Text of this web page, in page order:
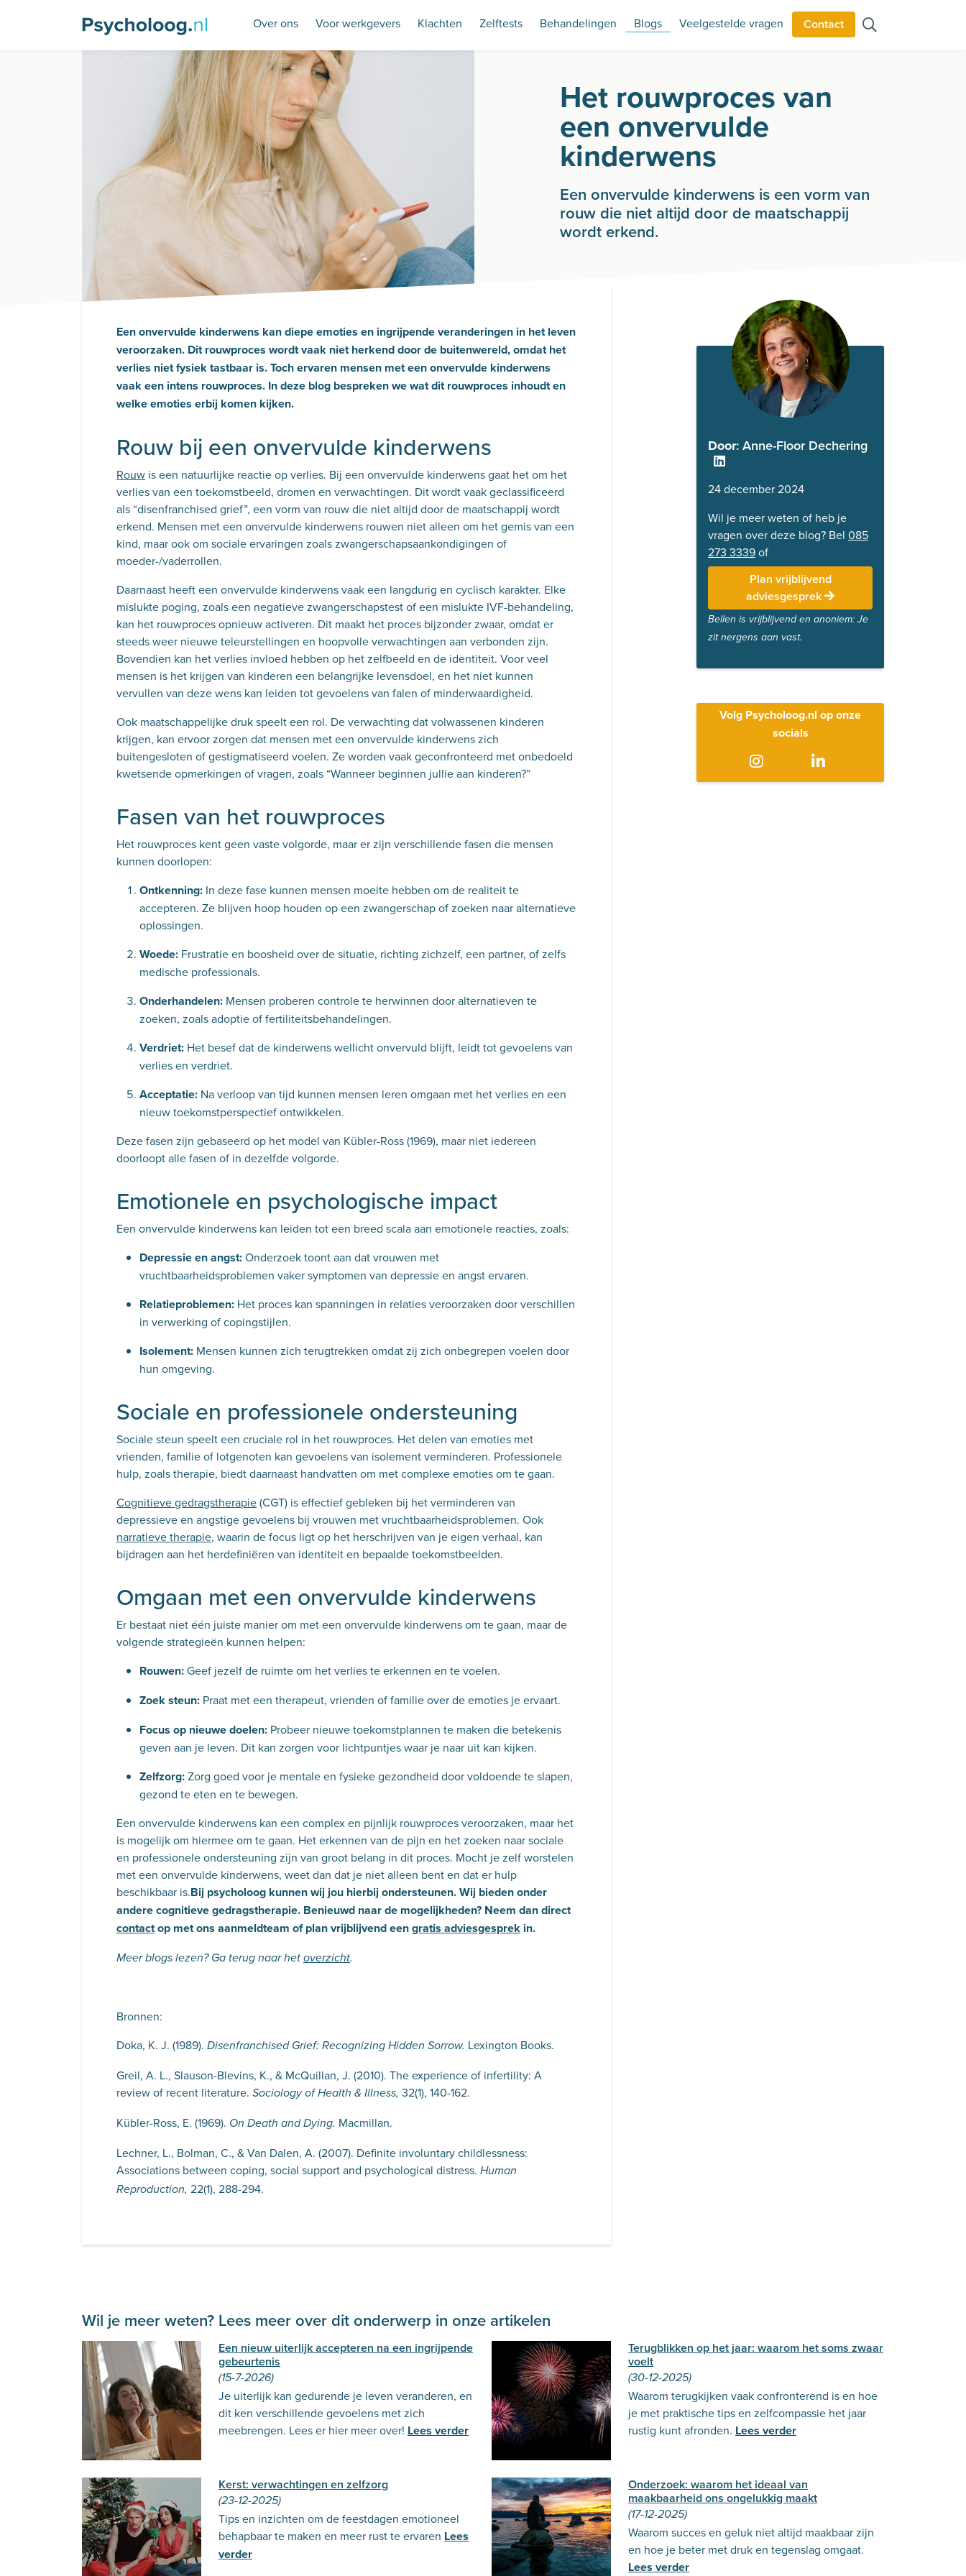
Over ons Voor werkgevers Klachten Zelftests Behandelingen Blogs Veelgestelde vragen Contact
Het rouwproces van
een onvervulde
kinderwens
Een onvervulde kinderwens is een vorm van
rouw die niet altijd door de maatschappij
wordt erkend.
Een onvervulde kinderwens kan diepe emoties en ingrijpende veranderingen in het leven
veroorzaken. Dit rouwproces wordt vaak niet herkend door de buitenwereld, omdat het
verlies niet fysiek tastbaar is. Toch ervaren mensen met een onvervulde kinderwens
vaak een intens rouwproces. In deze blog bespreken we wat dit rouwproces inhoudt en
welke emoties erbij komen kijken.
Rouw bij een onvervulde kinderwens
Rouw is een natuurlijke reactie op verlies. Bij een onvervulde kinderwens gaat het om het
verlies van een toekomstbeeld, dromen en verwachtingen. Dit wordt vaak geclassificeerd
als “disenfranchised grief”, een vorm van rouw die niet altijd door de maatschappij wordt
erkend. Mensen met een onvervulde kinderwens rouwen niet alleen om het gemis van een
kind, maar ook om sociale ervaringen zoals zwangerschapsaankondigingen of
moeder-/vaderrollen.
Daarnaast heeft een onvervulde kinderwens vaak een langdurig en cyclisch karakter. Elke
mislukte poging, zoals een negatieve zwangerschapstest of een mislukte IVF-behandeling,
kan het rouwproces opnieuw activeren. Dit maakt het proces bijzonder zwaar, omdat er
steeds weer nieuwe teleurstellingen en hoopvolle verwachtingen aan verbonden zijn.
Bovendien kan het verlies invloed hebben op het zelfbeeld en de identiteit. Voor veel
mensen is het krijgen van kinderen een belangrijke levensdoel, en het niet kunnen
vervullen van deze wens kan leiden tot gevoelens van falen of minderwaardigheid.
Ook maatschappelijke druk speelt een rol. De verwachting dat volwassenen kinderen
krijgen, kan ervoor zorgen dat mensen met een onvervulde kinderwens zich
buitengesloten of gestigmatiseerd voelen. Ze worden vaak geconfronteerd met onbedoeld
kwetsende opmerkingen of vragen, zoals “Wanneer beginnen jullie aan kinderen?”
Fasen van het rouwproces
Het rouwproces kent geen vaste volgorde, maar er zijn verschillende fasen die mensen
kunnen doorlopen:
Ontkenning: In deze fase kunnen mensen moeite hebben om de realiteit te
accepteren. Ze blijven hoop houden op een zwangerschap of zoeken naar alternatieve
oplossingen.
Woede: Frustratie en boosheid over de situatie, richting zichzelf, een partner, of zelfs
medische professionals.
Onderhandelen: Mensen proberen controle te herwinnen door alternatieven te
zoeken, zoals adoptie of fertiliteitsbehandelingen.
Verdriet: Het besef dat de kinderwens wellicht onvervuld blijft, leidt tot gevoelens van
verlies en verdriet.
Acceptatie: Na verloop van tijd kunnen mensen leren omgaan met het verlies en een
nieuw toekomstperspectief ontwikkelen.
Deze fasen zijn gebaseerd op het model van Kübler-Ross (1969), maar niet iedereen
doorloopt alle fasen of in dezelfde volgorde.
Emotionele en psychologische impact
Een onvervulde kinderwens kan leiden tot een breed scala aan emotionele reacties, zoals:
Depressie en angst:Onderzoek toont aan dat vrouwen met
vruchtbaarheidsproblemen vaker symptomen van depressie en angst ervaren.
Relatieproblemen: Het proces kan spanningen in relaties veroorzaken door verschillen
in verwerking of copingstijlen.
Isolement: Mensen kunnen zich terugtrekken omdat zij zich onbegrepen voelen door
hun omgeving.
Sociale en professionele ondersteuning
Sociale steun speelt een cruciale rol in het rouwproces. Het delen van emoties met
vrienden, familie of lotgenoten kan gevoelens van isolement verminderen. Professionele
hulp, zoals therapie, biedt daarnaast handvatten om met complexe emoties om te gaan.
Cognitieve gedragstherapie(CGT) is effectief gebleken bij het verminderen van
depressieve en angstige gevoelens bij vrouwen met vruchtbaarheidsproblemen. Ook
narratieve therapie, waarin de focus ligt op het herschrijven van je eigen verhaal, kan
bijdragen aan het herdefiniëren van identiteit en bepaalde toekomstbeelden.
Omgaan met een onvervulde kinderwens
Er bestaat niet één juiste manier om met een onvervulde kinderwens om te gaan, maar de
volgende strategieën kunnen helpen:
Rouwen:Geef jezelf de ruimte om het verlies te erkennen en te voelen.
Zoek steun: Praat met een therapeut, vrienden of familie over de emoties je ervaart.
Focus op nieuwe doelen: Probeer nieuwe toekomstplannen te maken die betekenis
geven aan je leven. Dit kan zorgen voor lichtpuntjes waar je naar uit kan kijken.
Zelfzorg:Zorg goed voor je mentale en fysieke gezondheid door voldoende te slapen,
gezond te eten en te bewegen.
Een onvervulde kinderwens kan een complex en pijnlijk rouwproces veroorzaken, maar het
is mogelijk om hiermee om te gaan. Het erkennen van de pijn en het zoeken naar sociale
en professionele ondersteuning zijn van groot belang in dit proces. Mocht je zelf worstelen
met een onvervulde kinderwens, weet dan dat je niet alleen bent en dat er hulp
beschikbaar is.Bij psycholoog kunnen wij jou hierbij ondersteunen. Wij bieden onder
andere cognitieve gedragstherapie. Benieuwd naar de mogelijkheden? Neem dan direct
contactop met ons aanmeldteam of plan vrijblijvend eengratis adviesgesprek in.
Meer blogs lezen? Ga terug naar het overzicht.
Bronnen:
Doka, K. J. (1989). Disenfranchised Grief: Recognizing Hidden Sorrow. Lexington Books.
Greil, A. L., Slauson-Blevins, K., & McQuillan, J. (2010). The experience of infertility: A
review of recent literature. Sociology of Health & Illness, 32(1), 140-162.
Kübler-Ross, E. (1969). On Death and Dying. Macmillan.
Lechner, L., Bolman, C., & Van Dalen, A. (2007). Definite involuntary childlessness:
Associations between coping, social support and psychological distress. Human
Reproduction, 22(1), 288-294.
Door: Anne-Floor Dechering
24 december 2024
Wil je meer weten of heb je
vragen over deze blog? Bel 085
273 3339of
Plan vrijblijvend
adviesgesprek
Bellen is vrijblijvend en anoniem: Je
zit nergens aan vast.
Volg Psycholoog.nl op onze
socials
Wil je meer weten? Lees meer over dit onderwerp in onze artikelen
Een nieuw uiterlijk accepteren na een ingrijpende
gebeurtenis
(15-7-2026)
Je uiterlijk kan gedurende je leven veranderen, en
dit ken verschillende gevoelens met zich
meebrengen. Lees er hier meer over! Lees verder
Terugblikken op het jaar: waarom het soms zwaar
voelt
(30-12-2025)
Waarom terugkijken vaak confronterend is en hoe
je met praktische tips en zelfcompassie het jaar
rustig kunt afronden. Lees verder
Kerst: verwachtingen en zelfzorg
(23-12-2025)
Tips en inzichten om de feestdagen emotioneel
behapbaar te maken en meer rust te ervaren Lees
verder
Onderzoek: waarom het ideaal van
maakbaarheid ons ongelukkig maakt
(17-12-2025)
Waarom succes en geluk niet altijd maakbaar zijn
en hoe je beter met druk en tegenslag omgaat.
Lees verder